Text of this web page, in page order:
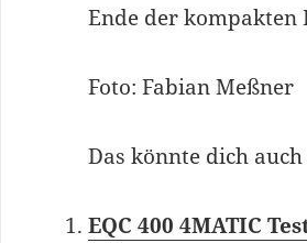
Ende der kompakten
Foto: Fabian Meßner
Das könnte dich
EQC 400 4MATIC